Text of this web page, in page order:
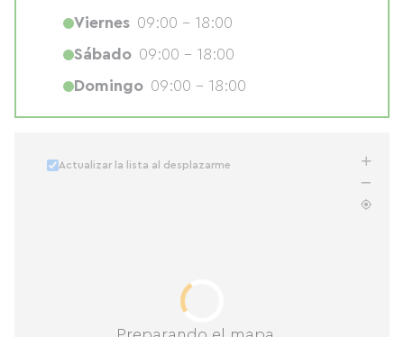
Actualizar la lista al desplazarme
Viernes 09:00 - 18:00
Sábado 09:00 - 18:00
Domingo 09:00 - 18:00